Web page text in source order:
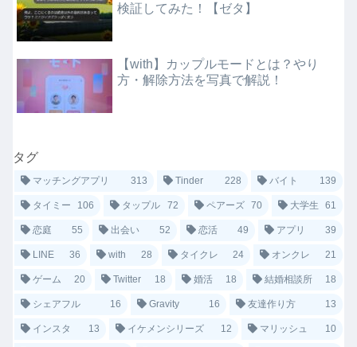
検証してみた！【ゼタ】
【with】カップルモードとは？やり
方・解除方法を写真で解説！
タグ
マッチングアプリ 313 Tinder 228 バイト 139
タイミー 106 タップル 72 ペアーズ 70 大学生 61
恋庭 55 出会い 52 恋活 49 アプリ 39
LINE 36 with 28 タイクレ 24 オンクレ 21
ゲーム 20 Twitter 18 婚活 18 結婚相談所 18
シェアフル 16 Gravity 16 友達作り方 13
インスタ 13 イケメンシリーズ 12 マリッシュ 10